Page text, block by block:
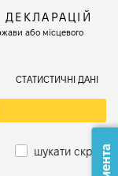
або місцевого
СТАТИСТИЧНІ ДАНІ
шукати скрізь